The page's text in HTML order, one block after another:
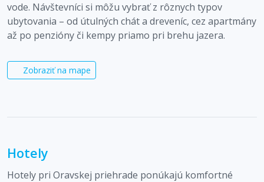
vode. Návštevníci si môžu vybrať z rôznych typov
ubytovania – od útulných chát a dreveníc, cez apartmány
až po penzióny či kempy priamo pri brehu jazera.
Zobraziť na mape
Hotely
Hotely pri Oravskej priehrade ponúkajú komfortné